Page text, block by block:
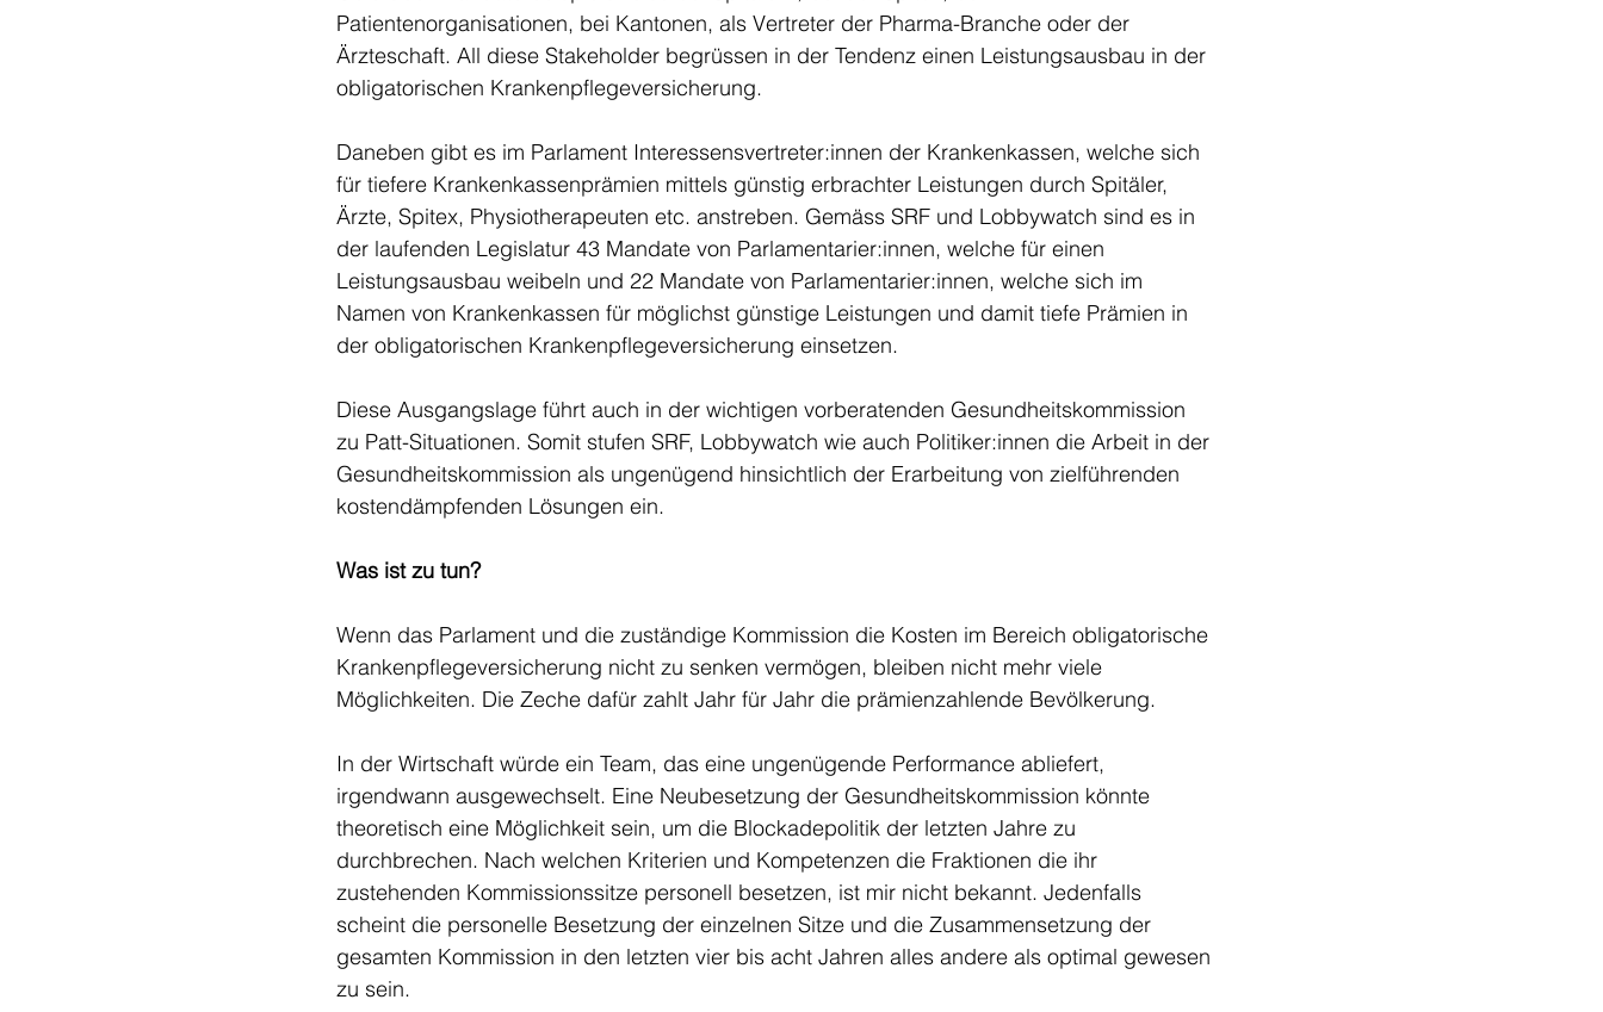
Patientenorganisationen, bei Kantonen, als Vertreter der Pharma-Branche oder der
Ärzteschaft. All diese Stakeholder begrüssen in der Tendenz einen Leistungsausbau in der
obligatorischen Krankenpflegeversicherung.
Daneben gibt es im Parlament Interessensvertreter:innen der Krankenkassen, welche sich
für tiefere Krankenkassenprämien mittels günstig erbrachter Leistungen durch Spitäler,
Ärzte, Spitex, Physiotherapeuten etc. anstreben. Gemäss SRF und Lobbywatch sind es in
der laufenden Legislatur 43 Mandate von Parlamentarier:innen, welche für einen
Leistungsausbau weibeln und 22 Mandate von Parlamentarier:innen, welche sich im
Namen von Krankenkassen für möglichst günstige Leistungen und damit tiefe Prämien in
der obligatorischen Krankenpflegeversicherung einsetzen.
Diese Ausgangslage führt auch in der wichtigen vorberatenden Gesundheitskommission
zu Patt-Situationen. Somit stufen SRF, Lobbywatch wie auch Politiker:innen die Arbeit in der
Gesundheitskommission als ungenügend hinsichtlich der Erarbeitung von zielführenden
kostendämpfenden Lösungen ein.
Was ist zu tun?
Wenn das Parlament und die zuständige Kommission die Kosten im Bereich obligatorische
Krankenpflegeversicherung nicht zu senken vermögen, bleiben nicht mehr viele
Möglichkeiten. Die Zeche dafür zahlt Jahr für Jahr die prämienzahlende Bevölkerung.
In der Wirtschaft würde ein Team, das eine ungenügende Performance abliefert,
irgendwann ausgewechselt. Eine Neubesetzung der Gesundheitskommission könnte
theoretisch eine Möglichkeit sein, um die Blockadepolitik der letzten Jahre zu
durchbrechen. Nach welchen Kriterien und Kompetenzen die Fraktionen die ihr
zustehenden Kommissionssitze personell besetzen, ist mir nicht bekannt. Jedenfalls
scheint die personelle Besetzung der einzelnen Sitze und die Zusammensetzung der
gesamten Kommission in den letzten vier bis acht Jahren alles andere als optimal gewesen
zu sein.